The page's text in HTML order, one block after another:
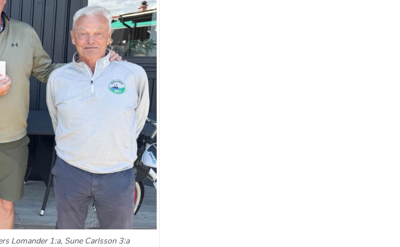
Lomander 1:a, Sune Carlsson 3:a